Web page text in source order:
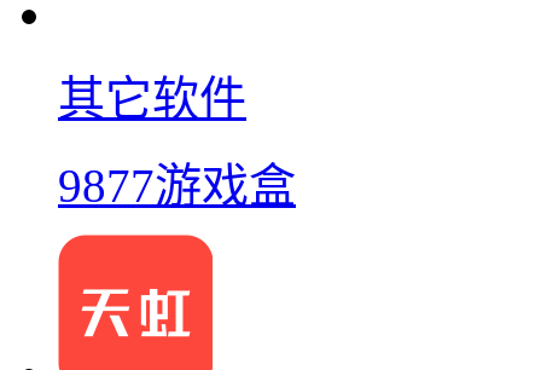
其它软件
9877游戏盒